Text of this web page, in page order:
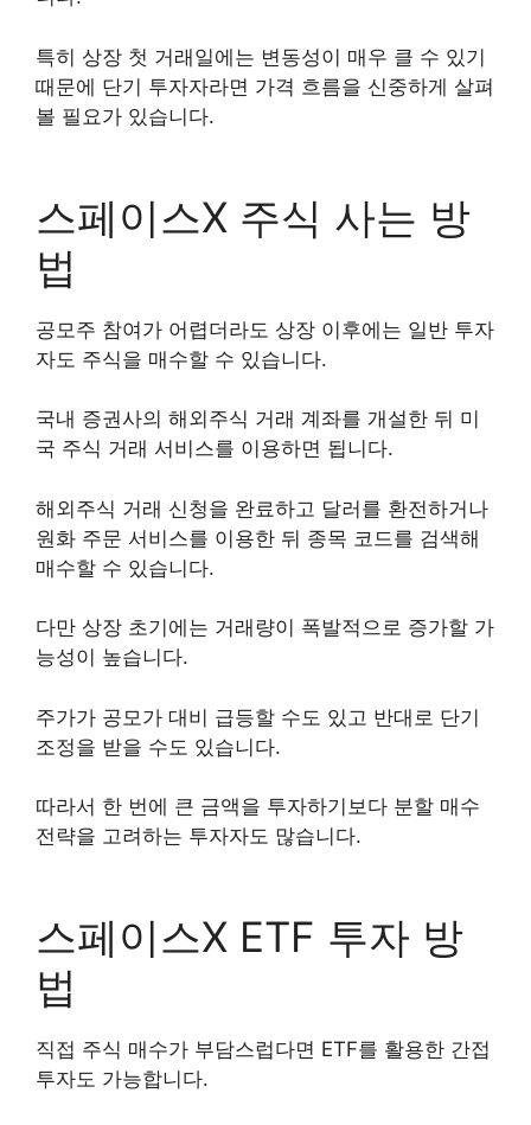
특히 상장 첫 거래일에는 변동성이 매우 클 수 있기
때문에 단기 투자자라면 가격 흐름을 신중하게 살펴
볼 필요가 있습니다.
스페이스X 주식 사는 방
법
공모주 참여가 어렵더라도 상장 이후에는 일반 투자
자도 주식을 매수할 수 있습니다.
국내 증권사의 해외주식 거래 계좌를 개설한 뒤 미
국 주식 거래 서비스를 이용하면 됩니다.
해외주식 거래 신청을 완료하고 달러를 환전하거나
원화 주문 서비스를 이용한 뒤 종목 코드를 검색해
매수할 수 있습니다.
다만 상장 초기에는 거래량이 폭발적으로 증가할 가
능성이 높습니다.
주가가 공모가 대비 급등할 수도 있고 반대로 단기
조정을 받을 수도 있습니다.
따라서 한 번에 큰 금액을 투자하기보다 분할 매수
전략을 고려하는 투자자도 많습니다.
스페이스X ETF 투자 방
법
직접 주식 매수가 부담스럽다면 ETF를 활용한 간접
투자도 가능합니다.